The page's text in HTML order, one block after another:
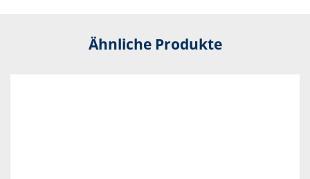
Ähnliche Produkte